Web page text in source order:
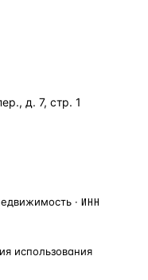
д. 7, стр. 1
· ИНН
использования